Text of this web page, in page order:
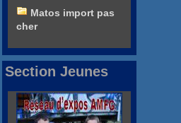
Matos import pas
cher
Section Jeunes